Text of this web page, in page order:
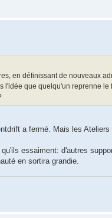
en définissant de nouveaux
l'idée que quelqu'un reprenne le
a fermé. Mais les
essaiment: d'autres
en sortira grandie.